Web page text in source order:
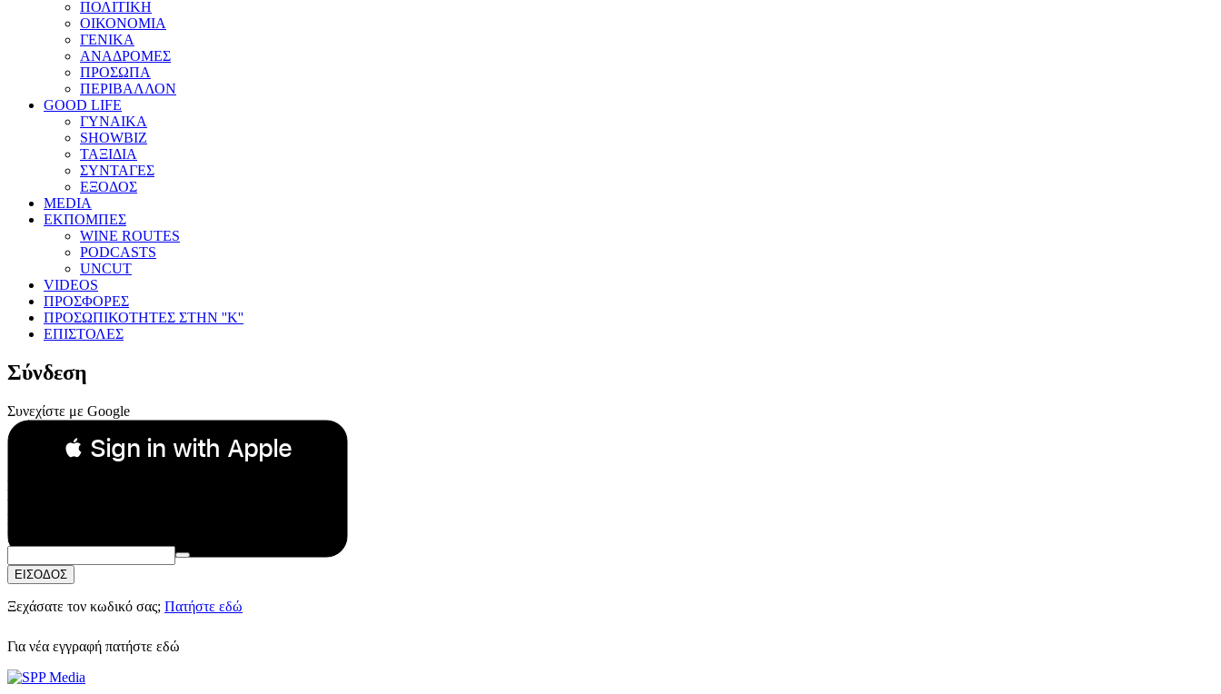
ΠΟΛΙΤΙΚΗ
ΟΙΚΟΝΟΜΙΑ
ΓΕΝΙΚΑ
ΑΝΑΔΡΟΜΕΣ
ΠΡΟΣΩΠΑ
ΠΕΡΙΒΑΛΛΟΝ
GOOD LIFE
ΓΥΝΑΙΚΑ
SHOWBIZ
ΤΑΞΙΔΙΑ
ΣΥΝΤΑΓΕΣ
ΕΞΟΔΟΣ
MEDIA
ΕΚΠΟΜΠΕΣ
WINE ROUTES
PODCASTS
UNCUT
VIDEOS
ΠΡΟΣΦΟΡΕΣ
ΠΡΟΣΩΠΙΚΟΤΗΤΕΣ ΣΤΗΝ ''Κ''
ΕΠΙΣΤΟΛΕΣ
Σύνδεση
Συνεχίστε με Google
 Sign in with Apple
Συνεχίστε με Apple
ή
Email:
Κωδικός Πρόσβασης:
ΕΙΣΟΔΟΣ
Ξεχάσατε τον κωδικό σας; Πατήστε εδώ
Για νέα εγγραφή πατήστε εδώ